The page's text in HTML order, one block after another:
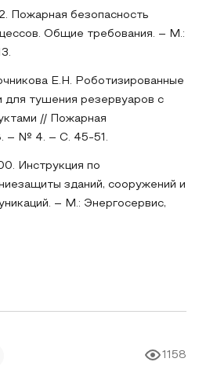
Пожарная безопасность
Общие требования. – М.:
Е.Н. Роботизированные
для тушения резервуаров с
// Пожарная
– № 4. – С. 45-51.
Инструкция по
зданий, сооружений и
– М.: Энергосервис,
1158